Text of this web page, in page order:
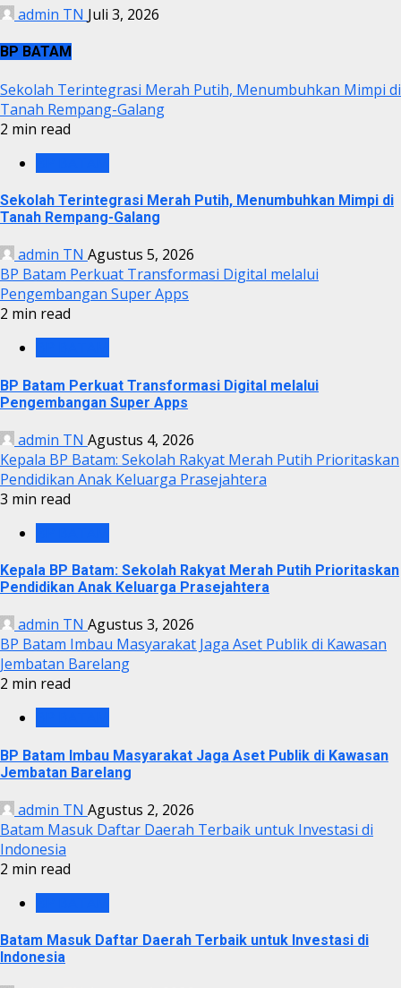
admin TN Juli 3, 2026
BP BATAM
Sekolah Terintegrasi Merah Putih, Menumbuhkan Mimpi di
Tanah Rempang-Galang
2 min read
Sekolah Terintegrasi Merah Putih, Menumbuhkan Mimpi di
Tanah Rempang-Galang
admin TN Agustus 5, 2026
BP Batam Perkuat Transformasi Digital melalui
Pengembangan Super Apps
2 min read
BP Batam Perkuat Transformasi Digital melalui
Pengembangan Super Apps
admin TN Agustus 4, 2026
Kepala BP Batam: Sekolah Rakyat Merah Putih Prioritaskan
Pendidikan Anak Keluarga Prasejahtera
3 min read
Kepala BP Batam: Sekolah Rakyat Merah Putih Prioritaskan
Pendidikan Anak Keluarga Prasejahtera
admin TN Agustus 3, 2026
BP Batam Imbau Masyarakat Jaga Aset Publik di Kawasan
Jembatan Barelang
2 min read
BP Batam Imbau Masyarakat Jaga Aset Publik di Kawasan
Jembatan Barelang
admin TN Agustus 2, 2026
Batam Masuk Daftar Daerah Terbaik untuk Investasi di
Indonesia
2 min read
Batam Masuk Daftar Daerah Terbaik untuk Investasi di
Indonesia